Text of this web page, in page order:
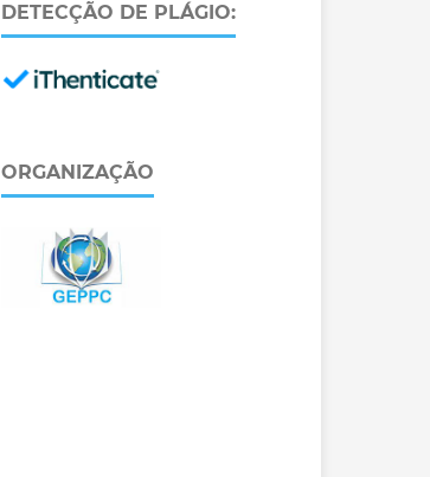
DETECÇÃO DE PLÁGIO:
ORGANIZAÇÃO